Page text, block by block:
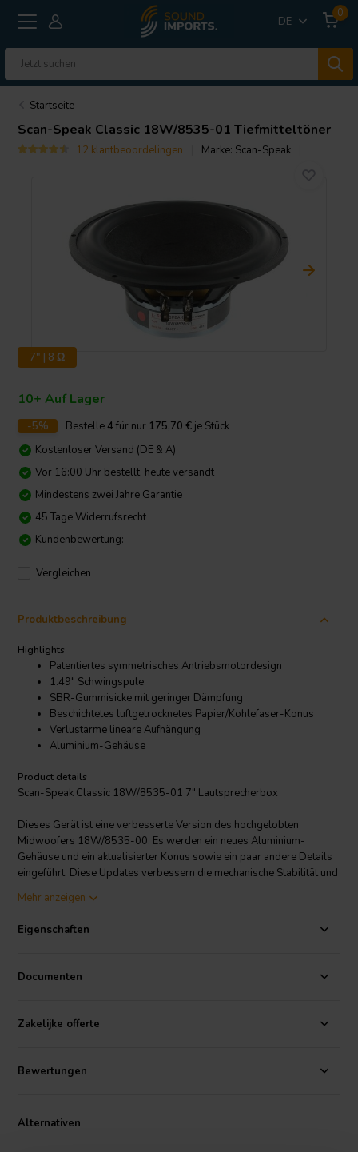
DE
0
Startseite
Scan-Speak Classic 18W/8535-01 Tiefmitteltöner
12 klantbeoordelingen Marke: Scan-Speak
7" | 8 Ω
10+ Auf Lager
-5% Bestelle4 für nur 175,70 € je Stück
Kostenloser Versand (DE & A)
Vor 16:00 Uhr bestellt, heute versandt
Mindestens zwei Jahre Garantie
45 Tage Widerrufsrecht
Kundenbewertung:
Vergleichen
Produktbeschreibung
Highlights
Patentiertes symmetrisches Antriebsmotordesign
1.49" Schwingspule
SBR-Gummisicke mit geringer Dämpfung
Beschichtetes luftgetrocknetes Papier/Kohlefaser-Konus
Verlustarme lineare Aufhängung
Aluminium-Gehäuse
Product details
Scan-Speak Classic 18W/8535-01 7" Lautsprecherbox
Dieses Gerät ist eine verbesserte Version des hochgelobten
Midwoofers 18W/8535-00. Es werden ein neues Aluminium-
Gehäuse und ein aktualisierter Konus sowie ein paar andere Details
eingeführt. Diese Updates verbessern die mechanische Stabilität und
patentiertem Symmetric Drive (SD-1) ist weiterhin das
Mehr anzeigen
Eigenschaften
Documenten
Zakelijke offerte
Bewertungen
Alternativen